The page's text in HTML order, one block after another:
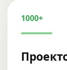
1000+